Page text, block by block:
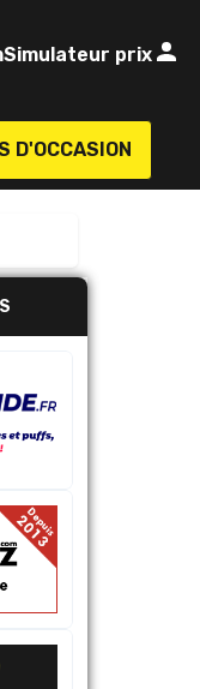
Simulateur prix
D'OCCASION